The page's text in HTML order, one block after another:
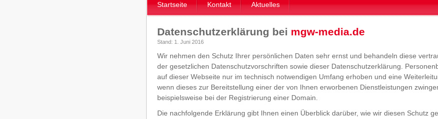
Startseite Kontakt Aktuelles
Datenschutzerklärung bei mgw-media.de
Stand: 1. Juni 2016
Wir nehmen den Schutz Ihrer persönlichen Daten sehr ernst und behandeln diese
der gesetzlichen Datenschutzvorschriften sowie dieser Datenschutzerklärung.
auf dieser Webseite nur im technisch notwendigen Umfang erhoben und eine
wenn dieses zur Bereitstellung einer der von Ihnen erworbenen Dienstleistungen
beispielsweise bei der Registrierung einer Domain.
Die nachfolgende Erklärung gibt Ihnen einen Überblick darüber, wie wir diesen Schutz